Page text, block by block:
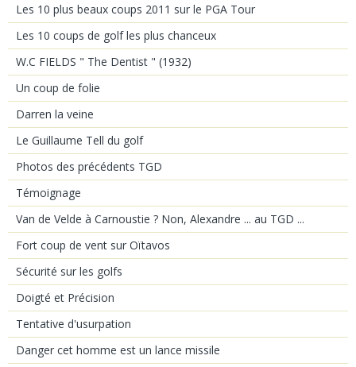
Les 10 plus beaux coups 2011 sur le PGA Tour
Les 10 coups de golf les plus chanceux
W.C FIELDS " The Dentist " (1932)
Un coup de folie
Darren la veine
Le Guillaume Tell du golf
Photos des précédents TGD
Témoignage
Van de Velde à Carnoustie ? Non, Alexandre ... au TGD ...
Fort coup de vent sur Oïtavos
Sécurité sur les golfs
Doigté et Précision
Tentative d'usurpation
Danger cet homme est un lance missile